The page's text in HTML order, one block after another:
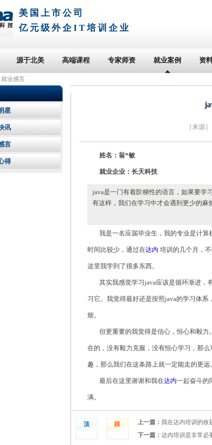
美国上市公司
亿元级外企IT培训企业
源于北美 高端课程 专家师资 就业案例 资
就业感言
［来源］
姓名：翁*敏
就业企业：长天科技
java是一门有着阶梯性的语言，如果要学
有这样，我们在学习中才会遇到更少的麻
我是一名应届毕业生，我的专业是计
时间比较少，通过在达内 培训的几个月，
这里我学到了很多东西。
其实我感觉学习java应该是循环渐进，
习它。我觉得最好还是按照java的学习体系
烦。
但更重要的我觉得是信心，恒心和毅
在的，没有毅力克服，没有恒心学习，那
趣，那么我们在这条路上就一定能走的更远
最后在这里谢谢和我在达内一起奋斗的
满。
顶 踩 上一篇： 我在达内培训的收
下一篇： 达内培训是非常必
星
讯
言
得